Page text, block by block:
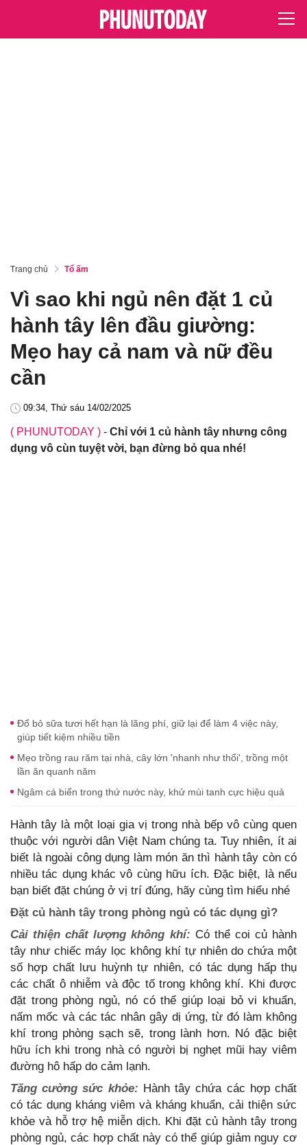
Trang chủ Tổ ấm
Vì sao khi ngủ nên đặt 1 củ
hành tây lên đầu giường:
Mẹo hay cả nam và nữ đều
cần
09:34, Thứ sáu 14/02/2025
( PHUNUTODAY ) - Chỉ với 1 củ hành tây nhưng công
dụng vô cùn tuyệt vời, bạn đừng bỏ qua nhé!
Đổ bỏ sữa tươi hết hạn là lãng phí, giữ lại để làm 4 việc này,
giúp tiết kiệm nhiều tiền
Mẹo trồng rau răm tại nhà, cây lớn 'nhanh như thổi', trồng một
lần ăn quanh năm
Ngâm cá biển trong thứ nước này, khử mùi tanh cực hiệu quả
Hành tây là một loại gia vị trong nhà bếp vô cùng quen
thuộc với người dân Việt Nam chúng ta. Tuy nhiên, ít ai
biết là ngoài công dụng làm món ăn thì hành tây còn có
nhiều tác dụng khác vô cùng hữu ích. Đặc biệt, là nếu
bạn biết đặt chúng ở vị trí đúng, hãy cùng tìm hiểu nhé
Đặt củ hành tây trong phòng ngủ có tác dụng gì?
Cải thiện chất lượng không khí: Có thể coi củ hành
tây như chiếc máy lọc không khí tự nhiên do chứa một
số hợp chất lưu huỳnh tự nhiên, có tác dụng hấp thụ
các chất ô nhiễm và độc tố trong không khí. Khi được
đặt trong phòng ngủ, nó có thể giúp loại bỏ vi khuẩn,
nấm mốc và các tác nhân gây dị ứng, từ đó làm không
khí trong phòng sạch sẽ, trong lành hơn. Nó đặc biệt
hữu ích khi trong nhà có người bị nghẹt mũi hay viêm
đường hô hấp do cảm lạnh.
Tăng cường sức khỏe: Hành tây chứa các hợp chất
có tác dụng kháng viêm và kháng khuẩn, cải thiện sức
khỏe và hỗ trợ hệ miễn dịch. Khi đặt củ hành tây trong
phòng ngủ, các hợp chất này có thể giúp giảm nguy cơ